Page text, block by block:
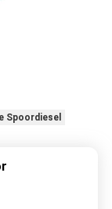
Spoordiesel